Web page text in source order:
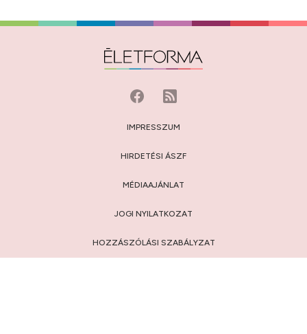
IMPRESSZUM
HIRDETÉSI ÁSZF
MÉDIAAJÁNLAT
JOGI NYILATKOZAT
HOZZÁSZÓLÁSI SZABÁLYZAT